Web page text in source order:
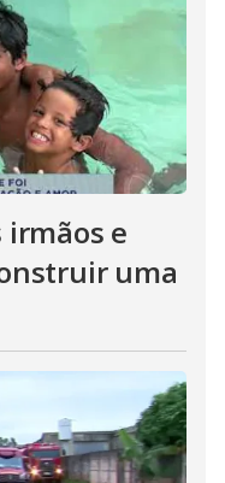
e
uma